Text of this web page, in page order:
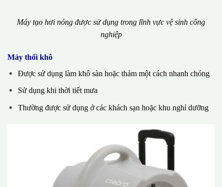
Máy tạo hơi nóng được sử dụng trong lĩnh vực vệ sinh công
nghiệp
Máy thổi khô
Được sử dụng làm khô sàn hoặc thảm một cách nhanh chóng
Sử dụng khi thời tiết mưa
Thường được sử dụng ở các khách sạn hoặc khu nghỉ dưỡng